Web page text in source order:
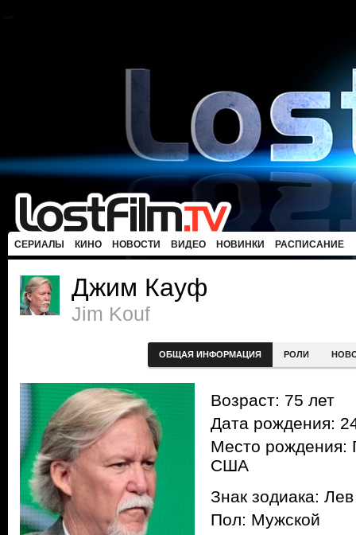
СЕРИАЛЫ КИНО НОВОСТИ ВИДЕО НОВИНКИ РАСПИСАНИЕ
Джим Кауф
Jim Kouf
ОБЩАЯ ИНФОРМАЦИЯ РОЛИ
Возраст: 75 лет
Дата рождения:
Место рождения:
США
Знак зодиака: Лев
Пол: Мужской